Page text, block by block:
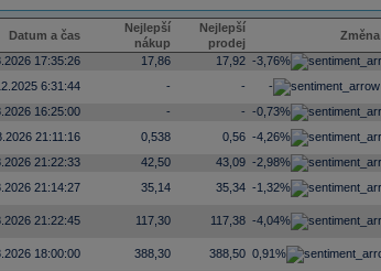
Datum a čas
Nejlepší
nákup
Nejlepší
prodej
Změna
17:35:26 17,86 17,92 -3,76%
6:31:44 - -
-
16:25:00 - - -0,73%
21:11:16 0,538 0,56 -4,26%
21:22:33 42,50 43,09 -2,98%
21:14:27 35,14 35,34 -1,32%
21:22:45 117,30 117,38 -4,04%
18:00:00 388,30 388,50 0,91%